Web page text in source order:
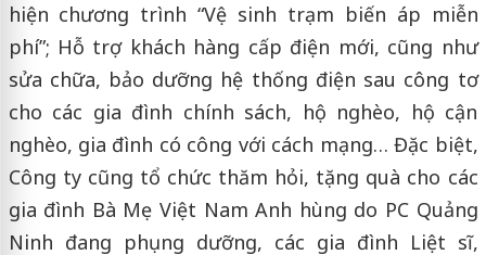
hiện chương trình “Vệ sinh trạm biến áp miễn
phí”; Hỗ trợ khách hàng cấp điện mới, cũng như
sửa chữa, bảo dưỡng hệ thống điện sau công tơ
cho các gia đình chính sách, hộ nghèo, hộ cận
nghèo, gia đình có công với cách mạng… Đặc biệt,
Công ty cũng tổ chức thăm hỏi, tặng quà cho các
gia đình Bà Mẹ Việt Nam Anh hùng do PC Quảng
Ninh đang phụng dưỡng, các gia đình Liệt sĩ,